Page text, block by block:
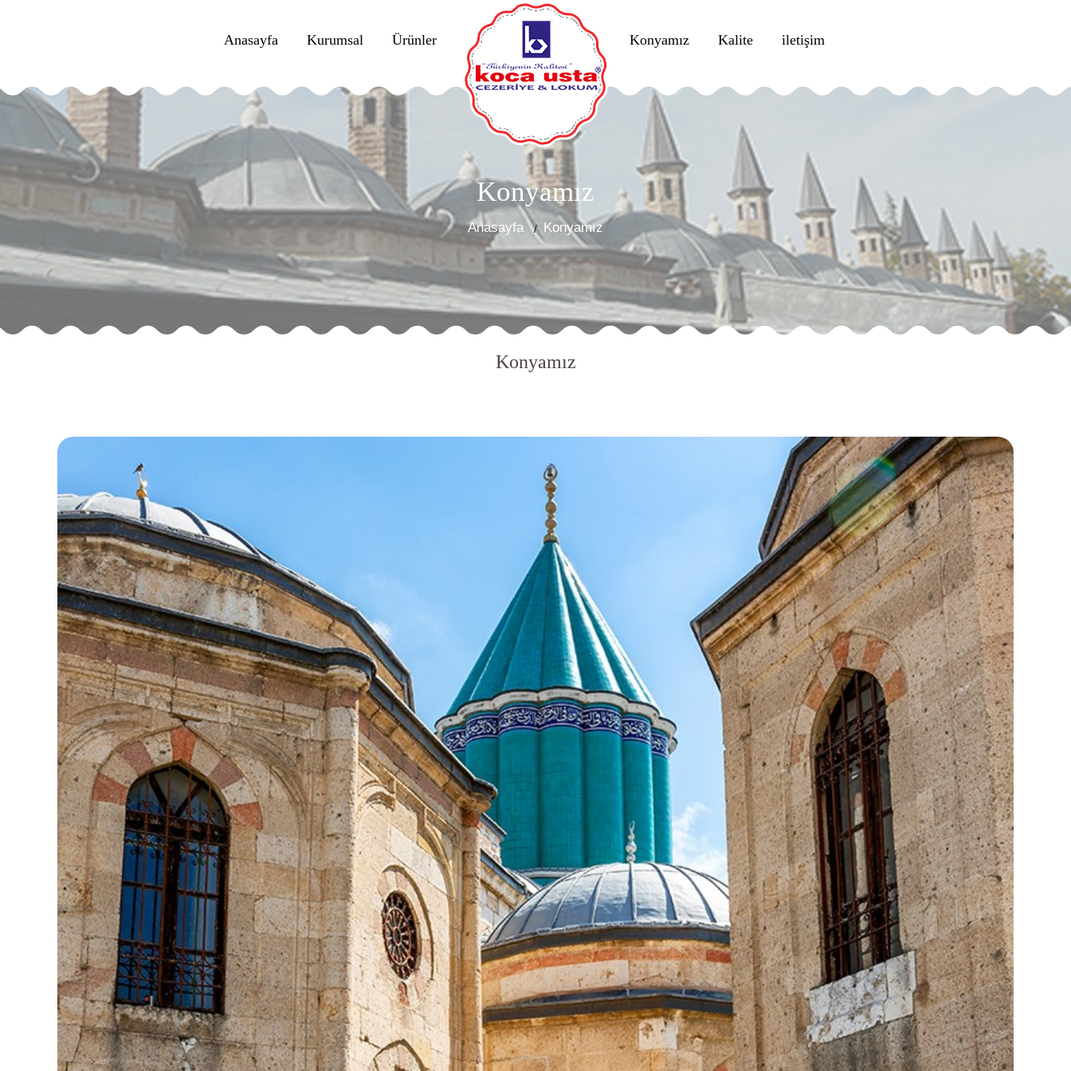
Anasayfa Kurumsal Ürünler Konyamız Kalite iletişim
Konyamız
Anasayfa Konyamız
Konyamız